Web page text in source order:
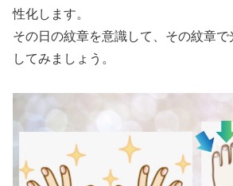
性化します。
その日の紋章を意識して、その紋章
してみましょう。